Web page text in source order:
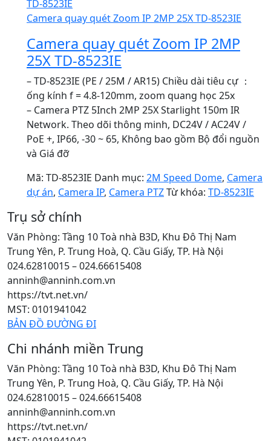
TD-8523IE
Camera quay quét Zoom IP 2MP 25X TD-8523IE
Camera quay quét Zoom IP 2MP
25X TD-8523IE
– TD-8523IE (PE / 25M / AR15) Chiều dài tiêu cự ：
ống kính f = 4.8-120mm, zoom quang học 25x
– Camera PTZ 5Inch 2MP 25X Starlight 150m IR
Network. Theo dõi thông minh, DC24V / AC24V /
PoE +, IP66, -30 ~ 65, Không bao gồm Bộ đổi nguồn
và Giá đỡ
Mã: TD-8523IE Danh mục: 2M Speed Dome, Camera
dự án, Camera IP, Camera PTZTừ khóa: TD-8523IE
Trụ sở chính
Văn Phòng: Tầng 10 Toà nhà B3D, Khu Đô Thị Nam
Trung Yên, P. Trung Hoà, Q. Cầu Giấy, TP. Hà Nội
024.62810015 – 024.66615408
anninh@anninh.com.vn
https://tvt.net.vn/
MST: 0101941042
BẢN ĐỒ ĐƯỜNG ĐI
Chi nhánh miền Trung
Văn Phòng: Tầng 10 Toà nhà B3D, Khu Đô Thị Nam
Trung Yên, P. Trung Hoà, Q. Cầu Giấy, TP. Hà Nội
024.62810015 – 024.66615408
anninh@anninh.com.vn
https://tvt.net.vn/